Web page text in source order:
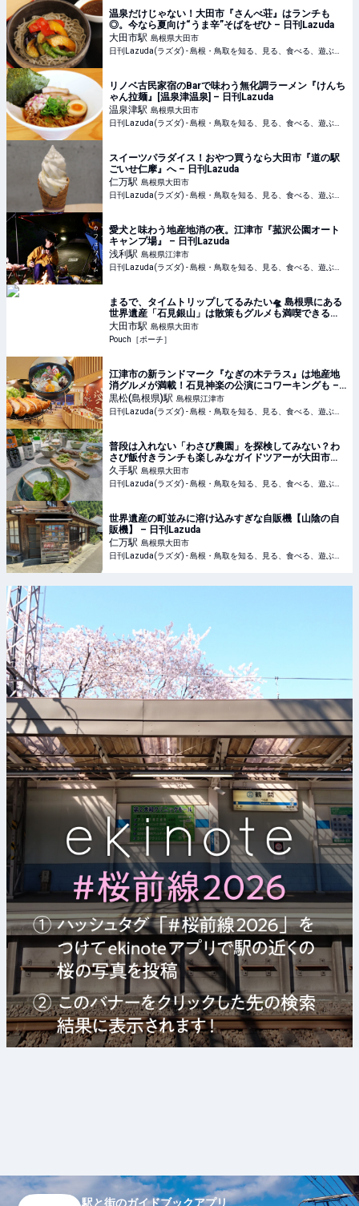
温泉だけじゃない！大田市『さんべ荘』はランチも
◎。今なら夏向け“うま辛”そばをぜひ – 日刊Lazuda
大田市駅 島根県大田市
リノベ古民家宿のBarで味わう無化調ラーメン『けんち
ゃん拉麺』[温泉津温泉] – 日刊Lazuda
温泉津駅 島根県大田市
スイーツパラダイス！おやつ買うなら大田市『道の駅
ごいせ仁摩』へ – 日刊Lazuda
仁万駅 島根県大田市
愛犬と味わう地産地消の夜。江津市『菰沢公園オート
キャンプ場』 – 日刊Lazuda
浅利駅 島根県江津市
まるで、タイムトリップしてるみたい🛸 島根県にある
世界遺産「石見銀山」は散策もグルメも満喫できる最
高の旅先でした
大田市駅 島根県大田市
Pouch［ポーチ］
江津市の新ランドマーク『なぎの木テラス』は地産地
消グルメが満載！石見神楽の公演にコワーキングも –
日刊Lazuda
黒松(島根県)駅 島根県江津市
普段は入れない「わさび農園」を探検してみない？わ
さび飯付きランチも楽しみなガイドツアーが大田市で
– 日刊Lazuda
久手駅 島根県大田市
世界遺産の町並みに溶け込みすぎな自販機【山陰の自
販機】 – 日刊Lazuda
仁万駅 島根県大田市
駅と街のガイドブックアプリ